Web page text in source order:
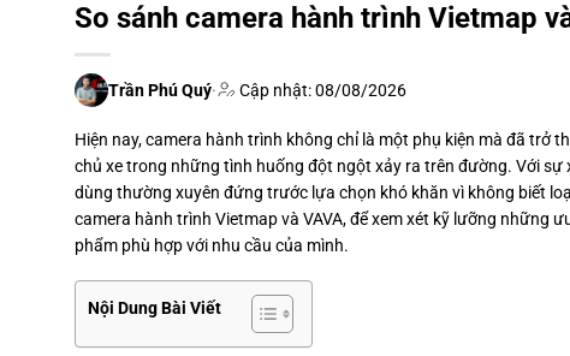
So sánh camera hành trình Vietmap
Trần Phú Quý· Cập nhật: 08/08/2026
Hiện nay, camera hành trình không chỉ là một phụ kiện mà đã trở
chủ xe trong những tình huống đột ngột xảy ra trên đường. Với
dùng thường xuyên đứng trước lựa chọn khó khăn vì không biết
camera hành trình Vietmap và VAVA, để xem xét kỹ lưỡng những
phẩm phù hợp với nhu cầu của mình.
Nội Dung Bài Viết